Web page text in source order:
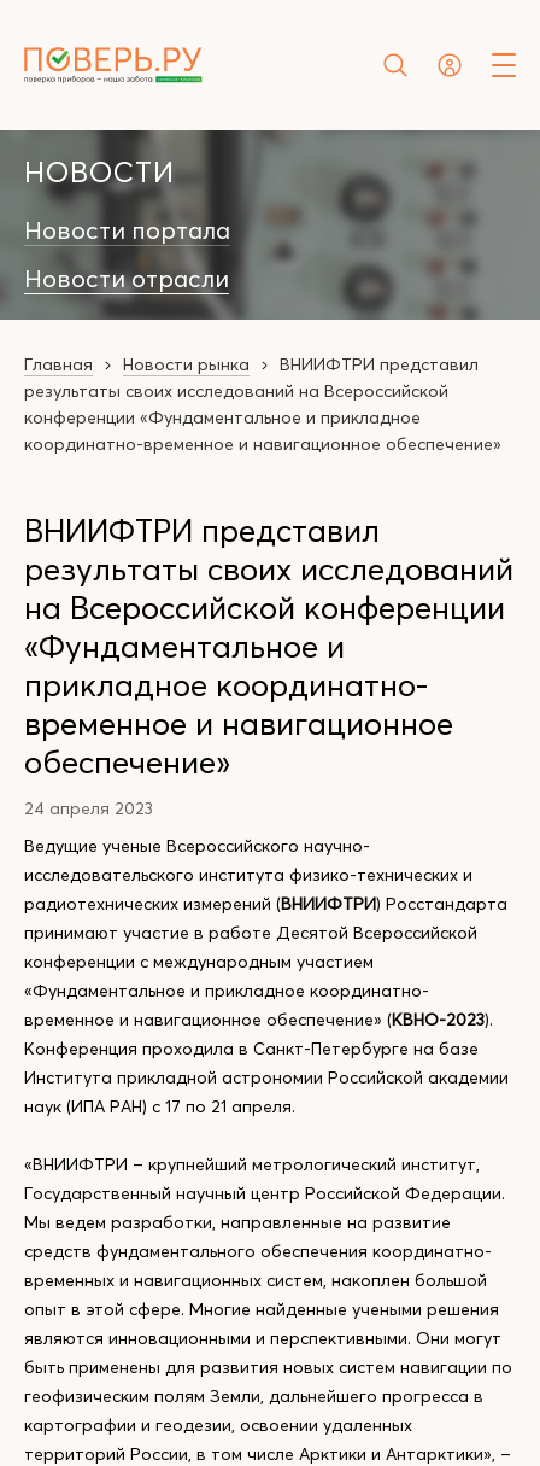
НОВОСТИ
Новости портала
Новости отрасли
Главная Новости рынка
ВНИИФТРИ представил
результаты своих исследований на Всероссийской
конференции «Фундаментальное и прикладное
координатно-временное и навигационное обеспечение»
ВНИИФТРИ представил
результаты своих исследований
на Всероссийской конференции
«Фундаментальное и
прикладное координатно-
временное и навигационное
обеспечение»
24 апреля 2023
Ведущие ученые Всероссийского научно-
исследовательского института физико-технических и
радиотехнических измерений (ВНИИФТРИ) Росстандарта
принимают участие в работе Десятой Всероссийской
конференции с международным участием
«Фундаментальное и прикладное координатно-
временное и навигационное обеспечение» (КВНО-2023).
Конференция проходила в Санкт-Петербурге на базе
Института прикладной астрономии Российской академии
наук (ИПА РАН) с 17 по 21 апреля.
«ВНИИФТРИ – крупнейший метрологический институт,
Государственный научный центр Российской Федерации.
Мы ведем разработки, направленные на развитие
средств фундаментального обеспечения координатно-
временных и навигационных систем, накоплен большой
опыт в этой сфере. Многие найденные учеными решения
являются инновационными и перспективными. Они могут
быть применены для развития новых систем навигации по
геофизическим полям Земли, дальнейшего прогресса в
картографии и геодезии, освоении удаленных
территорий России, в том числе Арктики и Антарктики», –